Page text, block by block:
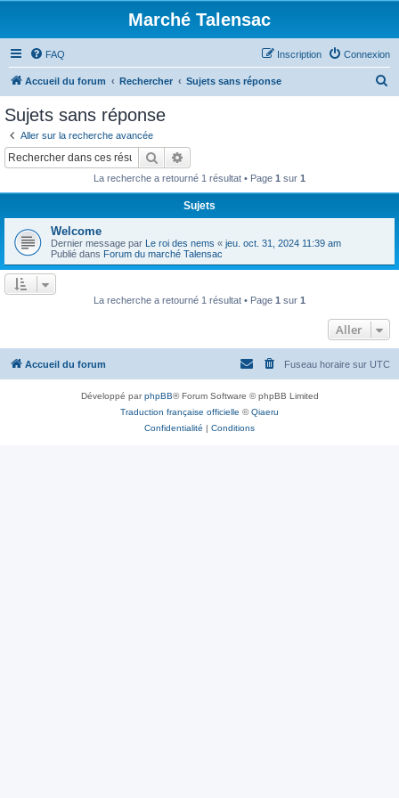
Marché Talensac
FAQ Connexion
Inscription
Accueil du forum Rechercher Sujets sans réponse
r
Sujets sans réponse
Aller sur la recherche avancée
Rechercher
La recherche a retourné 1 résultat • Page 1 sur 1
Sujets
Welcome
Dernier message par Le roi des nems « jeu. oct. 31, 2024 11:39 am
Publié dans Forum du marché Talensac
La recherche a retourné 1 résultat • Page 1 sur 1
Aller
Accueil du forum Fuseau horaire sur UTC
Développé parphpBB® Forum Software © phpBB Limited
Traduction française officielle ©Qiaeru
Confidentialité | Conditions